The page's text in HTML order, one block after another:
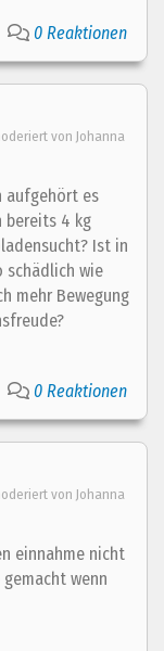
0 Reaktionen
von Johanna
aufgehört es
bereits 4 kg
Ist in
schädlich wie
mehr Bewegung
0 Reaktionen
von Johanna
einnahme nicht
wenn